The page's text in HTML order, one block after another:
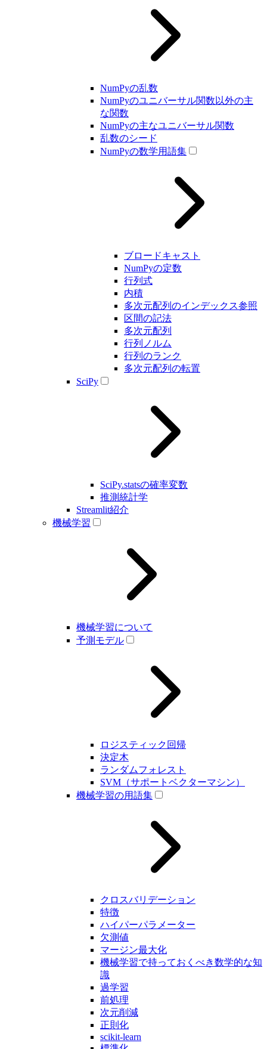
NumPyの乱数
NumPyのユニバーサル関数以外の主
な関数
NumPyの主なユニバーサル関数
乱数のシード
NumPyの数学用語集
ブロードキャスト
NumPyの定数
行列式
内積
多次元配列のインデックス参照
区間の記法
多次元配列
行列ノルム
行列のランク
多次元配列の転置
SciPy
SciPy.statsの確率変数
推測統計学
Streamlit紹介
機械学習
機械学習について
予測モデル
ロジスティック回帰
決定木
ランダムフォレスト
SVM（サポートベクターマシン）
機械学習の用語集
クロスバリデーション
特徴
ハイパーパラメーター
欠測値
マージン最大化
機械学習で持っておくべき数学的な知
識
過学習
前処理
次元削減
正則化
scikit-learn